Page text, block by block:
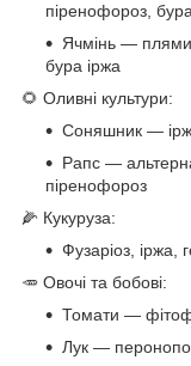
піренофороз,
Ячмінь —
бура іржа
🌻 Оливні культури:
Соняшник —
Рапс —
піренофороз
🌽 Кукуруза:
Фузаріоз, іржа,
🥕 Овочі та бобові:
Томати —
Лук —